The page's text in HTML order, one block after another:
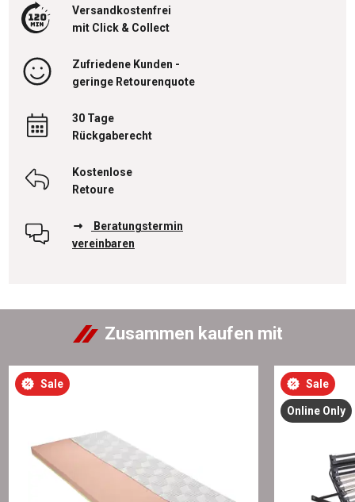
Versandkostenfrei
mit Click & Collect
Zufriedene Kunden -
geringe Retourenquote
30 Tage
Rückgaberecht
Kostenlose
Retoure
Beratungstermin
vereinbaren
Zusammen kaufen mit
Sale Sale
Online Only